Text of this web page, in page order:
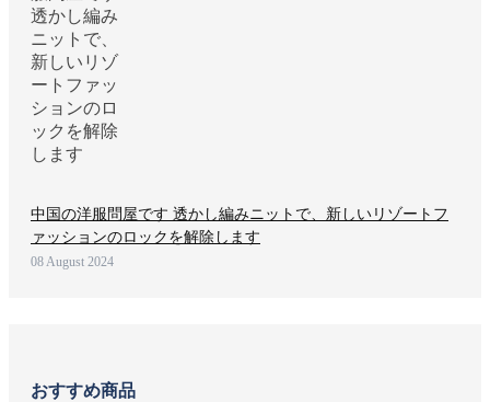
中国の洋服問屋です 透かし編みニットで、新しいリゾートフ
ァッションのロックを解除します
08 August 2024
おすすめ商品